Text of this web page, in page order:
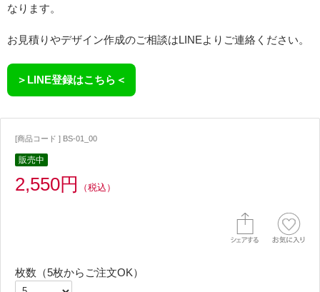
なります。
お見積りやデザイン作成のご相談はLINEよりご連絡ください。
＞LINE登録はこちら＜
[商品コード ] BS-01_00
販売中
2,550円 （税込）
枚数（5枚からご注文OK）